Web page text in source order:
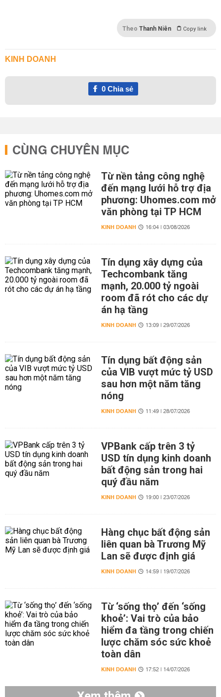
Theo Thanh Niên Copy link
KINH DOANH
0Chia sẻ
CÙNG CHUYÊN MỤC
Từ nền tảng công nghệ
đến mạng lưới hỗ trợ địa
phương: Uhomes.com mở
văn phòng tại TP HCM
KINH DOANH 16:04 | 03/08/2026
Tín dụng xây dựng của
Techcombank tăng
mạnh, 20.000 tỷ ngoài
room đã rót cho các dự
án hạ tầng
KINH DOANH 13:09 | 29/07/2026
Tín dụng bất động sản
của VIB vượt mức tỷ USD
sau hơn một năm tăng
nóng
KINH DOANH 11:49 | 28/07/2026
VPBank cấp trên 3 tỷ
USD tín dụng kinh doanh
bất động sản trong hai
quý đầu năm
KINH DOANH 19:00 | 23/07/2026
Hàng chục bất động sản
liên quan bà Trương Mỹ
Lan sẽ được định giá
KINH DOANH 14:59 | 19/07/2026
Từ ‘sống thọ’ đến ‘sống
khoẻ’: Vai trò của bảo
hiểm đa tầng trong chiến
lược chăm sóc sức khoẻ
toàn dân
KINH DOANH 17:52 | 14/07/2026